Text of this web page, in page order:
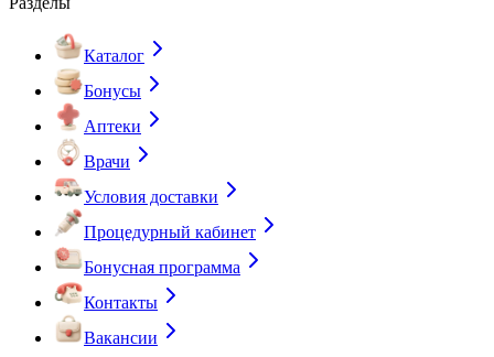
Каталог
Бонусы
Аптеки
Врачи
Условия доставки
Процедурный кабинет
Бонусная программа
Контакты
Вакансии